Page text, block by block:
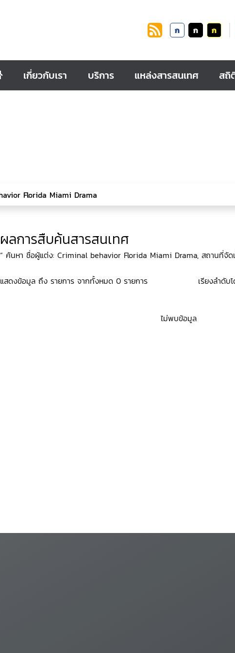
ก ก ก
เกี่ยวกับเรา บริการ แหล่งสารสนเทศ สถิ
ผลการสืบค้นสารสนเทศ
“ ค้นหา ชื่อผู้แต่ง: Criminal behavior Florida Miami Drama, สถานที่จัด
แสดงข้อมูล ถึง รายการ จากทั้งหมด 0 รายการ เรียงลำดับ
ไม่พบข้อมูล